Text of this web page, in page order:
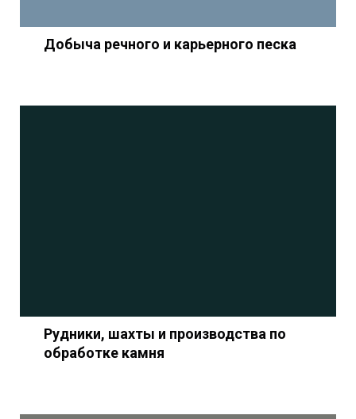
Добыча речного и карьерного песка
Рудники, шахты и производства по
обработке камня